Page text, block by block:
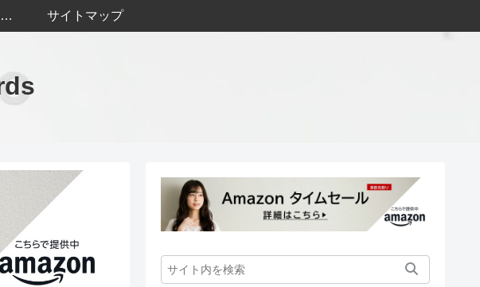
英単語辞典 for Beginners サイトマップ